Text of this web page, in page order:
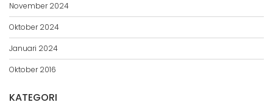
November 2024
Oktober 2024
Januari 2024
Oktober 2016
KATEGORI